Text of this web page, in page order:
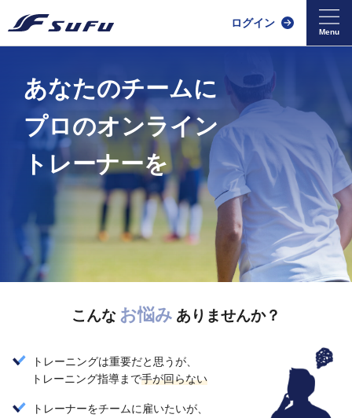
ログイン
あなたのチームに
プロのオンライン
トレーナーを
こんな お悩み ありませんか？
トレーニングは重要だと思うが、
トレーニング指導まで手が回らない
トレーナーをチームに雇いたいが、